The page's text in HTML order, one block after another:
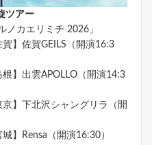
ツアー
ノカエリミチ 2026」
】佐賀GEILS（開演16:3
】出雲APOLLO（開演14:3
】下北沢シャングリラ（開
】Rensa（開演16:30）